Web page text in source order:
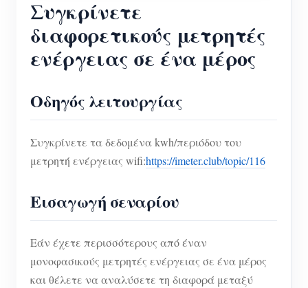
Συγκρίνετε
διαφορετικούς μετρητές
ενέργειας σε ένα μέρος
Οδηγός λειτουργίας
Συγκρίνετε τα δεδομένα kwh/περιόδου του
μετρητή ενέργειας wifi:https://imeter.club/topic/116
Εισαγωγή σεναρίου
Εάν έχετε περισσότερους από έναν
μονοφασικούς μετρητές ενέργειας σε ένα μέρος
και θέλετε να αναλύσετε τη διαφορά μεταξύ